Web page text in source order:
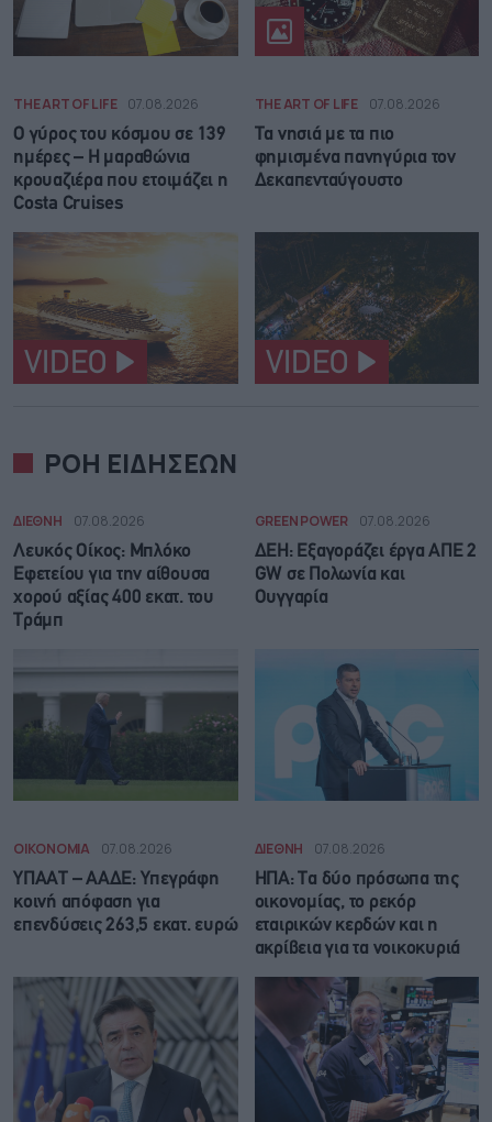
THE ART OF LIFE 07.08.2026
Ο γύρος του κόσμου σε 139
ημέρες – Η μαραθώνια
κρουαζιέρα που ετοιμάζει η
Costa Cruises
VIDEO
THE ART OF LIFE 07.08.2026
Τα νησιά με τα πιο
φημισμένα πανηγύρια τον
Δεκαπενταύγουστο
VIDEO
ΡΟΗ ΕΙΔΗΣΕΩΝ
ΔΙΕΘΝΗ 07.08.2026
Λευκός Οίκος: Μπλόκο
Εφετείου για την αίθουσα
χορού αξίας 400 εκατ. του
Τράμπ
GREEN POWER 07.08.2026
ΔΕΗ: Εξαγοράζει έργα ΑΠΕ 2
GW σε Πολωνία και
Ουγγαρία
ΟΙΚΟΝΟΜΙΑ 07.08.2026
ΥΠΑΑΤ – ΑΑΔΕ: Υπεγράφη
κοινή απόφαση για
επενδύσεις 263,5 εκατ. ευρώ
ΔΙΕΘΝΗ 07.08.2026
ΗΠΑ: Τα δύο πρόσωπα της
οικονομίας, το ρεκόρ
εταιρικών κερδών και η
ακρίβεια για τα νοικοκυριά